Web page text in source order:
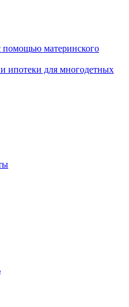
помощью материнского
ипотеки для многодетных